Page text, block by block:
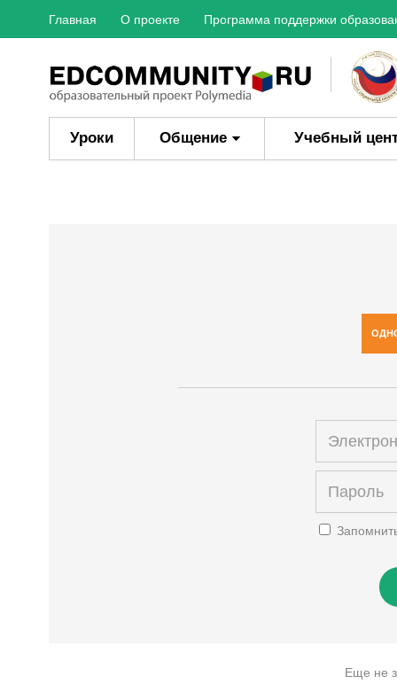
Главная О проекте Программа поддержки
Уроки Общение Учебный
Еще не